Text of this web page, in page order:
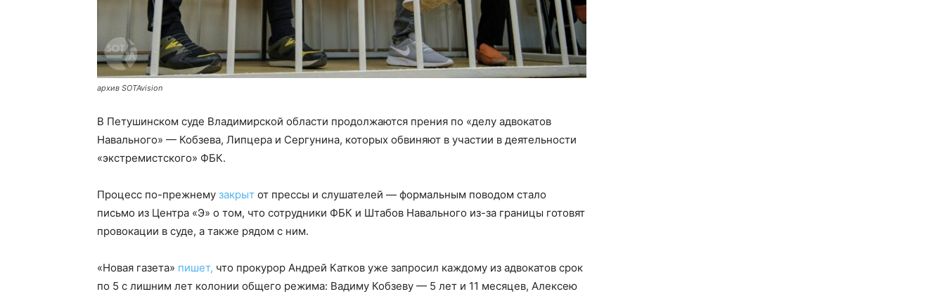
архив SOTAvision
В Петушинском суде Владимирской области продолжаются прения по «делу адвокатов
Навального» — Кобзева, Липцера и Сергунина, которых обвиняют в участии в деятельности
«экстремистского» ФБК.
Процесс по-прежнему закрыт от прессы и слушателей — формальным поводом стало
письмо из Центра «Э» о том, что сотрудники ФБК и Штабов Навального из-за границы готовят
провокации в суде, а также рядом с ним.
«Новая газета» пишет, что прокурор Андрей Катков уже запросил каждому из адвокатов срок
по 5 с лишним лет колонии общего режима: Вадиму Кобзеву — 5 лет и 11 месяцев, Алексею